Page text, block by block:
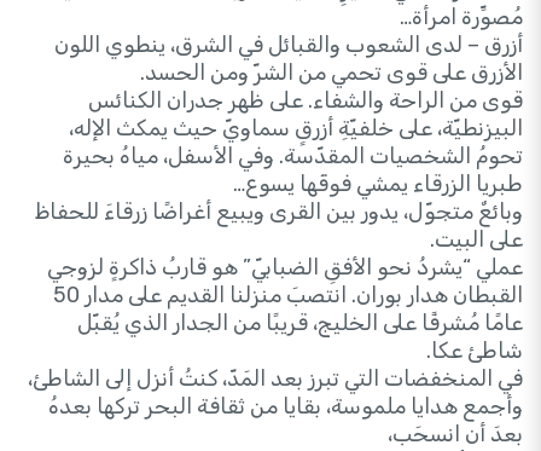
مُصوِّرة امرأة…
أزرق – لدى الشعوب والقبائل في الشرق، ينطوي اللون
الأزرق على قوى تحمي من الشرّ ومن الحسد.
قوى من الراحة والشفاء. على ظهر جدران الكنائس
البيزنطيّة، على خلفيّةِ أزرقٍ سماويّ حيث يمكث الإله،
تحومُ الشخصيات المقدّسة. وفي الأسفل، مياهُ بحيرة
طبريا الزرقاء يمشي فوقَها يسوع…
وبائعٌ متجوّل، يدور بين القرى ويبيع أغراضًا زرقاءَ للحفاظ
على البيت.
عملي “يشردُ نحو الأفقِ الضبابيّ” هو قاربُ ذاكرةٍ لزوجي
القبطان هدار بوران. انتصبَ منزلنا القديم على مدار 50
عامًا مُشرفًا على الخليج، قريبًا من الجدار الذي يُقبّل
شاطئ عكا.
في المنخفضات التي تبرز بعد المَدّ، كنتُ أنزل إلى الشاطئ،
وأجمع هدايا ملموسة، بقايا من ثقافة البحر تركها بعدهُ
بعدَ أن انسحَب،